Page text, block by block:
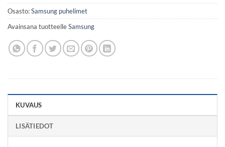
Osasto:Samsung puhelimet
Avainsana tuotteelleSamsung
KUVAUS
LISÄTIEDOT